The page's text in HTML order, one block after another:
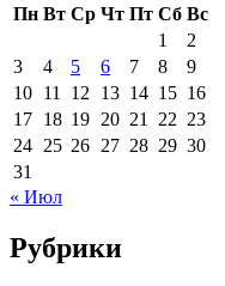
Пн Вт Ср Чт Пт Сб Вс
1
2
3
4 5 6 7 8
9
10 11 12 13 14 15 16
17 18 19 20 21 22 23
24 25 26 27 28 29 30
31
« Июл
Рубрики